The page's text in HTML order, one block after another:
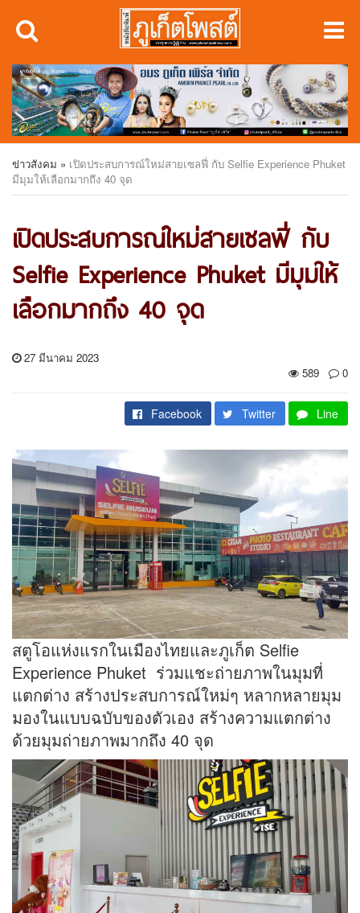
ข่าวสังคม » เปิดประสบการณ์ใหม่สายเซลฟี่ กับ Selfie Experience Phuket
มีมุมให้เลือกมากถึง 40 จุด
เปิดประสบการณ์ใหม่สายเซลฟี่ กับ
Selfie Experience Phuket มีมุมให้
เลือกมากถึง 40 จุด
27 มีนาคม 2023
589
0
Facebook Twitter Line
สตูโอแห่งแรกในเมืองไทยและภูเก็ต Selfie
Experience Phuket ร่วมแชะถ่ายภาพในมุมที่
แตกต่าง สร้างประสบการณ์ใหม่ๆ หลากหลายมุม
มองในแบบฉบับของตัวเอง สร้างความแตกต่าง
ด้วยมุมถ่ายภาพมากถึง 40 จุด